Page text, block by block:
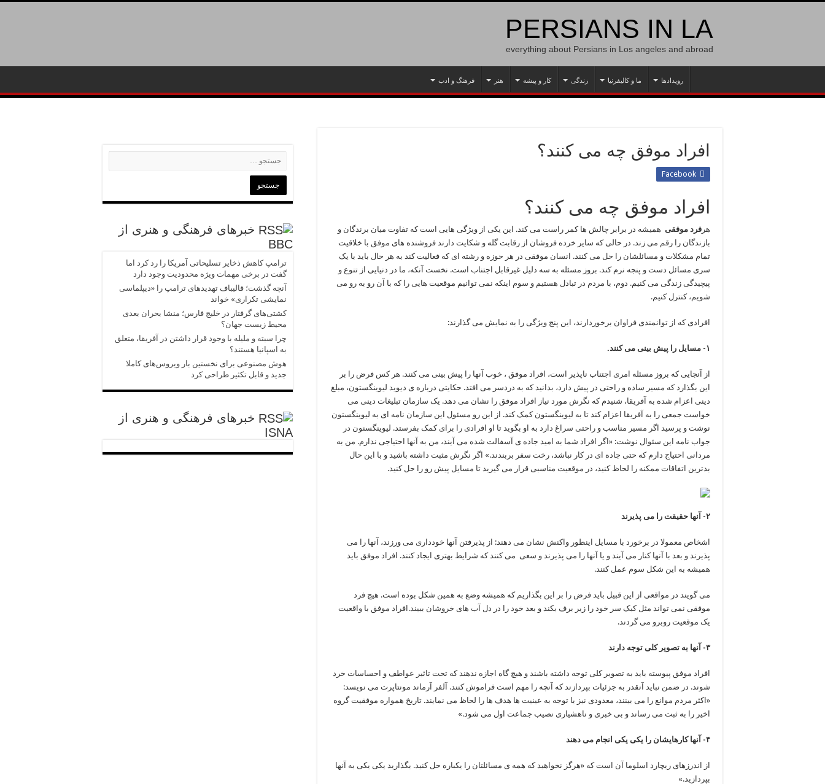
PERSIANS IN LA
everything about Persians in Los angeles and abroad
رویدادها ما و کالیفرنیا زندگی کار و پیشه هنر فرهنگ و ادب
افراد موفق چه می کنند؟
Facebook
افراد موفق چه می کنند؟
هر فرد موفقی همیشه در برابر چالش ها کمر راست می کند. این یکی از ویژگی هایی است که تفاوت میان برندگان و
بازندگان را رقم می زند. در حالی که سایر خرده فروشان از رقابت گله و شکایت دارند فروشنده های موفق با خلاقیت
تمام مشکلات و مسائلشان را حل می کنند. انسان موفقی در هر حوزه و رشته ای که فعالیت کند به هر حال باید با یک
سری مسائل دست و پنجه نرم کند. بروز مسئله به سه دلیل غیرقابل اجتناب است. نخست آنکه، ما در دنیایی از تنوع و
پیچیدگی زندگی می کنیم. دوم، با مردم در تبادل هستیم و سوم اینکه نمی توانیم موقعیت هایی را که با آن رو به رو می
شویم، کنترل کنیم.
افرادی که از توانمندی فراوان برخوردارند، این پنج ویژگی را به نمایش می گذارند:
۱- مسایل را پیش بینی می کنند.
از آنجایی که بروز مسئله امری اجتناب ناپذیر است، افراد موفق ، خوب آنها را پیش بینی می کنند. هر کس فرض را بر
این بگذارد که مسیر ساده و راحتی در پیش دارد، بدانید که به دردسر می افتد. حکایتی درباره ی دیوید لیوینگستون، مبلغ
دینی اعزام شده به آفریقا، شنیدم که نگرش مورد نیاز افراد موفق را نشان می دهد. یک سازمان تبلیغات دینی می
خواست جمعی را به آفریقا اعزام کند تا به لیوینگستون کمک کند. از این رو مسئول این سازمان نامه ای به لیوینگستون
نوشت و پرسید اگر مسیر مناسب و راحتی سراغ دارد به او بگوید تا او افرادی را برای کمک بفرستد. لیوینگسنون در
جواب نامه این سئوال نوشت: «اگر افراد شما به امید جاده ی آسفالت شده می آیند، من به آنها احتیاجی ندارم. من به
مردانی احتیاج دارم که حتی جاده ای در کار نباشد، رخت سفر بربندند.» اگر نگرش مثبت داشته باشید و با این حال
بدترین اتفاقات ممکنه را لحاظ کنید، در موقعیت مناسبی قرار می گیرید تا مسایل پیش رو را حل کنید.
۲- آنها حقیقت را می پذیرند
اشخاص معمولا در برخورد با مسایل اینطور واکنش نشان می دهند: از پذیرفتن آنها خودداری می ورزند، آنها را می
پذیرند و بعد با آنها کنار می آیند و یا آنها را می پذیرند و سعی می کنند که شرایط بهتری ایجاد کنند. افراد موفق باید
همیشه به این شکل سوم عمل کنند.
می گویند در مواقعی از این قبیل باید فرض را بر این بگذاریم که همیشه وضع به همین شکل بوده است. هیچ فرد
موفقی نمی تواند مثل کبک سر خود را زیر برف بکند و بعد خود را در دل آب های خروشان ببیند.افراد موفق با واقعیت
یک موقعیت روبرو می گردند.
۳- آنها به تصویر کلی توجه دارند
افراد موفق پیوسته باید به تصویر کلی توجه داشته باشند و هیچ گاه اجازه ندهند که تحت تاثیر عواطف و احساسات خرد
شوند. در ضمن نباید آنقدر به جزئیات بپردازند که آنچه را مهم است فراموش کنند. آلفر آرماند مونتاپرت می نویسد:
«اکثر مردم موانع را می بینند، معدودی نیز با توجه به عینیت ها هدف ها را لحاظ می نمایند. تاریخ همواره موفقیت گروه
اخیر را به ثبت می رساند و بی خبری و ناهشیاری نصیب جماعت اول می شود.»
۴- آنها کارهایشان را یکی یکی انجام می دهند
از اندرزهای ریچارد اسلوما آن است که «هرگز نخواهید که همه ی مسائلتان را یکباره حل کنید. بگذارید یکی یکی به آنها
بپردازید.»
خبرهای فرهنگی و هنری از
BBC
ترامپ کاهش ذخایر تسلیحاتی آمریکا را رد کرد اما
گفت در برخی مهمات ویژه محدودیت وجود دارد
آنچه گذشت؛ قالیباف تهدیدهای ترامپ را «دیپلماسی
نمایشی تکراری» خواند
کشتی‌های گرفتار در خلیج فارس؛ منشا بحران بعدی
محیط زیست جهان؟
چرا سبته و ملیله با وجود قرار داشتن در آفریقا، متعلق
به اسپانیا هستند؟
هوش مصنوعی برای نخستین بار ویروس‌های کاملا
جدید و قابل تکثیر طراحی کرد
خبرهای فرهنگی و هنری از
ISNA